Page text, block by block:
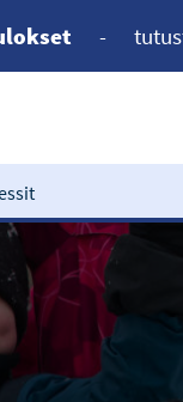
-